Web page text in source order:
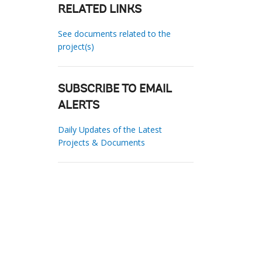
RELATED LINKS
See documents related to the
project(s)
SUBSCRIBE TO EMAIL
ALERTS
Daily Updates of the Latest
Projects & Documents